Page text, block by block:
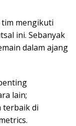
tim mengikuti
ini. Sebanyak
dalam ajang
lain;
terbaik di